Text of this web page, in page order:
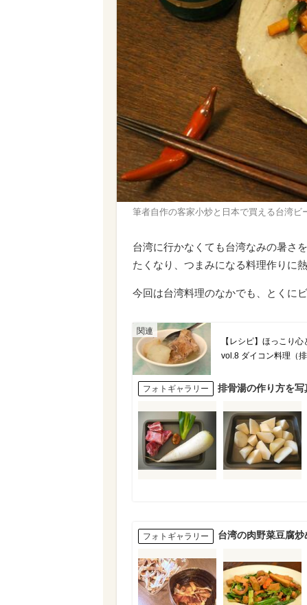
筆者自作の客家小炒と日本で買える台湾ビ
台湾に行かなくても台湾なみの暑さ
たくなり、つまみになる料理作りに熱
今回は台湾料理のなかでも、とくに
【レシピ】ほっこり
vol.8 ダイコン料理（排
フォトギャラリー 排骨湯の作り方を
フォトギャラリー 台湾の肉野菜豆腐